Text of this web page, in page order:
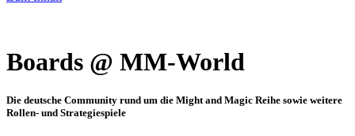
Boards @ MM-World
Die deutsche Community rund um die Might and Magic Reihe sowie weitere
Rollen- und Strategiespiele